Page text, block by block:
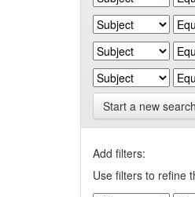
Start a new search
Add filters:
Use filters to refine